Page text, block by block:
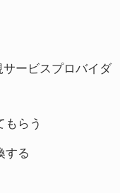
ービスプロバイダ
もらう
する